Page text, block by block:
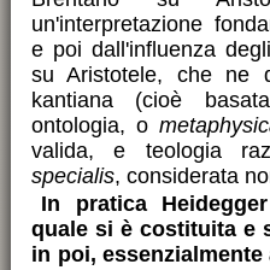
un'interpretazione
e poi dall'influenza
su Aristotele, che ne
kantiana (cioè
ontologia, o
valida, e teologia
specialis, considerata
In pratica
quale si è costituita e
in poi,